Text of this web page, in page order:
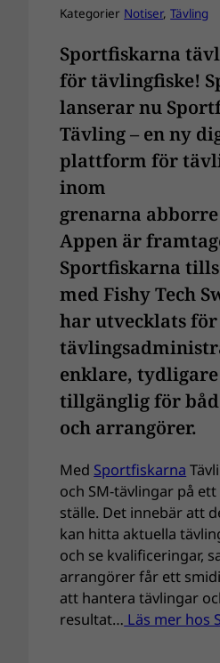
Kategorier Notiser, Tävling
Sportfiskarna
för tävlingfiske!
lanserar nu
Tävling– en ny
plattform för
inom
grenarna abborre
Appen är
Sportfiskarna
medFishy Tech
har utvecklats
enklare,
tillgänglig för
och arrangörer.
Med Sportfiskarna
och SM-tävlingar på
ställe. Det innebär att
kan hitta aktuella
och se kvalificeringar,
arrangörer får ett
att hantera tävlingar
resultat… Läs mer hos